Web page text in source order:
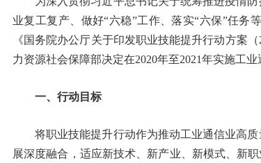
业复工复产、做好“六稳”工作、落实“六保”任
《国务院办公厅关于印发职业技能提升行动方案
力资源社会保障部决定在2020年至2021年实施工
一、行动目标
将职业技能提升行动作为推动工业通信业高
展深度融合，适应新技术、新产业、新模式、新